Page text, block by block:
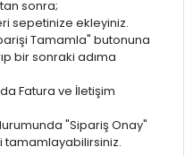
sonra;
sepetinize ekleyiniz.
Tamamla" butonuna
bir sonraki adıma
Fatura ve İletişim
"Sipariş Onay"
tamamlayabilirsiniz.